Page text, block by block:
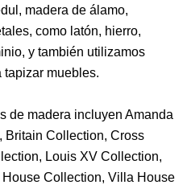
madera de álamo,
como latón, hierro,
y también utilizamos
tapizar muebles.
de madera incluyen Amanda
Britain Collection, Cross
Louis XV Collection,
Collection, Villa House